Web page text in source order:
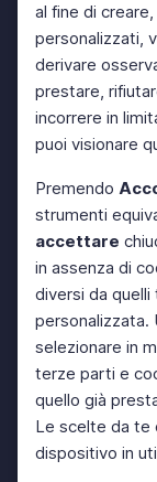
al fine di
personalizzati,
derivare
prestare,
incorrere in
puoi visionare
Premendo
strumenti
accettare
in assenza di
diversi da
personalizzata.
selezionare in
terze parti e
quello già
Le scelte da te
dispositivo in